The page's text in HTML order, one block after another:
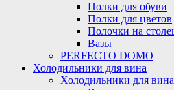
Полки для обуви
Полки для цветов
Полочки на
Вазы
PERFECTO DOMO
Холодильники для вина
Холодильники для вина